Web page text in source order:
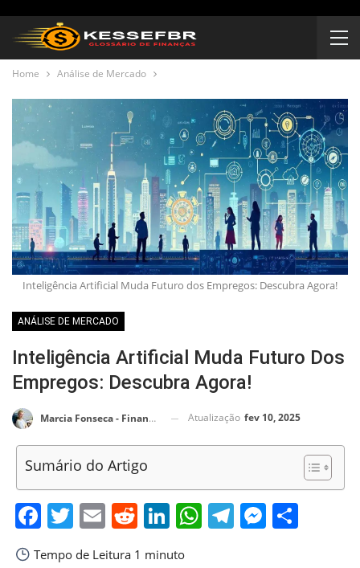
Home Análise de Mercado
Inteligência Artificial Muda Futuro dos Empregos: Descubra Agora!
ANÁLISE DE MERCADO
Inteligência Artificial Muda Futuro Dos
Empregos: Descubra Agora!
Marcia Fonseca - Financial Consultant Atualização fev 10, 2025
Sumário do Artigo
Facebook
Twitter
EmailReddit
LinkedIn
WhatsApp
Telegram
Tempo de Leitura 1 minuto